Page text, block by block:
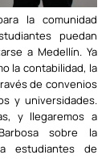
la comunidad
puedan
a Medellín. Ya
la contabilidad, la
de convenios
y universidades.
y llegaremos a
sobre la
estudiantes de